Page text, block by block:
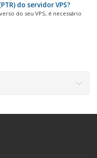
do servidor VPS?
do seu VPS, é necessário